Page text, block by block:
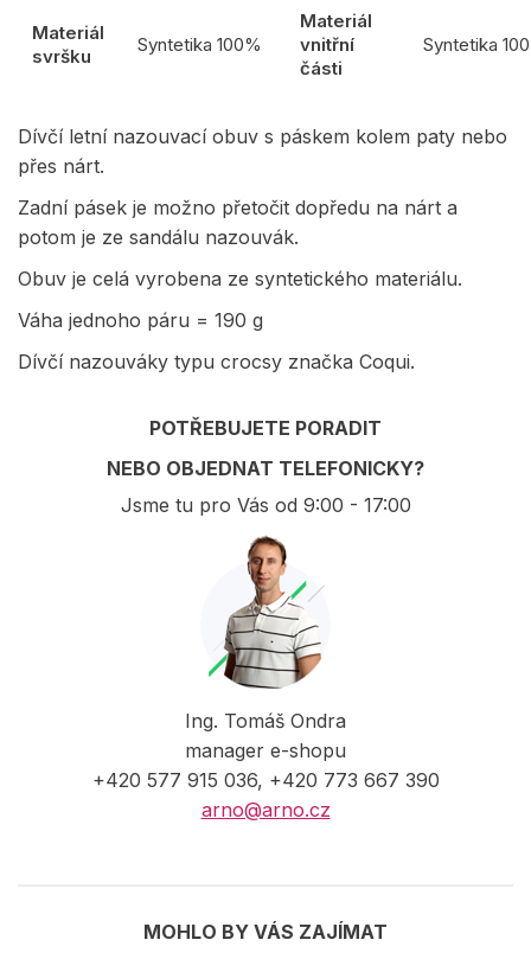
Materiál
svršku
Syntetika 100%
Materiál
vnitřní
části
Syntetika
Dívčí letní nazouvací obuv s páskem kolem paty nebo
přes nárt.
Zadní pásek je možno přetočit dopředu na nárt a
potom je ze sandálu nazouvák.
Obuv je celá vyrobena ze syntetického materiálu.
Váha jednoho páru = 190 g
Dívčí nazouváky typu crocsy značka Coqui.
POTŘEBUJETE PORADIT
NEBO OBJEDNAT TELEFONICKY?
Jsme tu pro Vás od 9:00 - 17:00
Ing. Tomáš Ondra
manager e-shopu
+420 577 915 036, +420 773 667 390
arno@arno.cz
MOHLO BY VÁS ZAJÍMAT